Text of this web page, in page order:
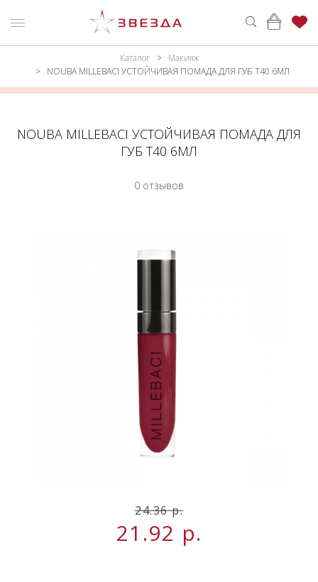
ВОЙТИ
МАКИЯЖ
Каталог
Макияж
NOUBA MILLEBACI УСТОЙЧИВАЯ ПОМАДА ДЛЯ ГУБ Т40 6МЛ
NOUBA MILLEBACI УСТОЙЧИВАЯ ПОМАДА ДЛЯ
ГУБ Т40 6МЛ
0 отзывов
24.36р.
21.92 р.